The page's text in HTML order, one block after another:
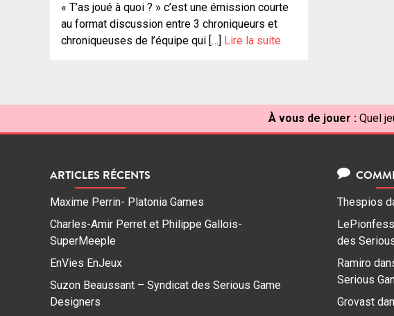
« T’as joué à quoi ? » c’est une émission courte
au format discussion entre 3 chroniqueurs et
chroniqueuses de l’équipe qui […]
Lire la suite
À vous de jouer : Quel
ARTICLES RÉCENTS
Maxime Perrin- Platonia Games
Charles-Amir Perret et Philippe Gallois-
SuperMeeple
EnVies EnJeux
Suzon Beaussant – Syndicat des Serious Game
Designers
Thespios
des
Ramiro
Serious
Grovast